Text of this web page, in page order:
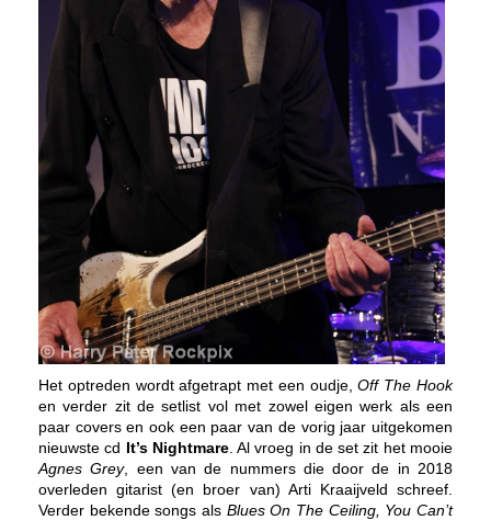
Het optreden wordt afgetrapt met een oudje,Off The Hook
en verder zit de setlist vol met zowel eigen werk als een
paar covers en ook een paar van de vorig jaar uitgekomen
nieuwste cd It’s Nightmare. Al vroeg in de set zit het mooie
Agnes Grey, een van de nummers die door de in 2018
overleden gitarist (en broer van) Arti Kraaijveld schreef.
Verder bekende songs als Blues On The Ceiling, You Can’t